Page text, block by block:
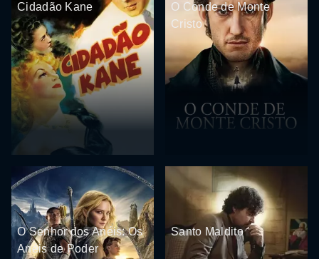
Cidadão Kane
O Conde de Monte
Cristo
O Senhor dos Anéis: Os
Anéis de Poder
Santo Maldito